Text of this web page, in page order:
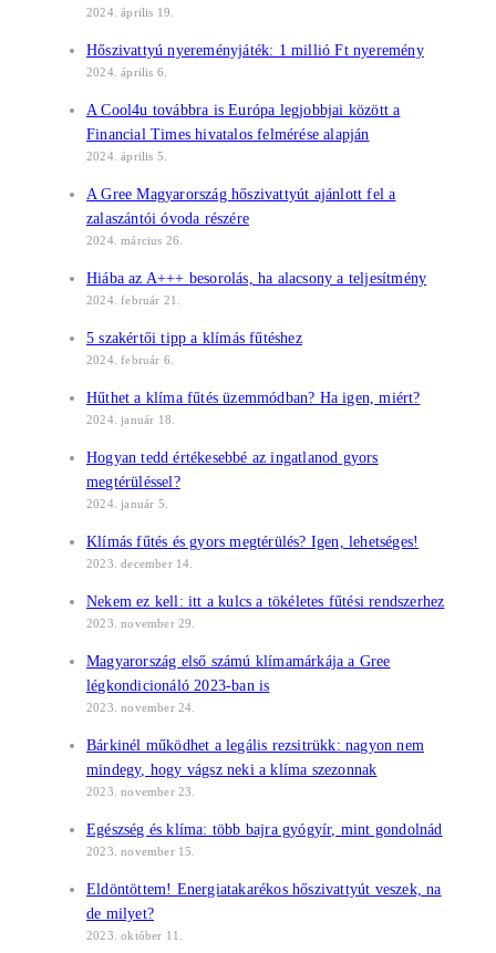
2024. április 19.
Hőszivattyú nyereményjáték: 1 millió Ft nyeremény
2024. április 6.
A Cool4u továbbra is Európa legjobbjai között a
Financial Times hivatalos felmérése alapján
2024. április 5.
A Gree Magyarország hőszivattyút ajánlott fel a
zalaszántói óvoda részére
2024. március 26.
Hiába az A+++ besorolás, ha alacsony a teljesítmény
2024. február 21.
5 szakértői tipp a klímás fűtéshez
2024. február 6.
Hűthet a klíma fűtés üzemmódban? Ha igen, miért?
2024. január 18.
Hogyan tedd értékesebbé az ingatlanod gyors
megtérüléssel?
2024. január 5.
Klímás fűtés és gyors megtérülés? Igen, lehetséges!
2023. december 14.
Nekem ez kell: itt a kulcs a tökéletes fűtési rendszerhez
2023. november 29.
Magyarország első számú klímamárkája a Gree
légkondicionáló 2023-ban is
2023. november 24.
Bárkinél működhet a legális rezsitrükk: nagyon nem
mindegy, hogy vágsz neki a klíma szezonnak
2023. november 23.
Egészség és klíma: több bajra gyógyír, mint gondolnád
2023. november 15.
Eldöntöttem! Energiatakarékos hőszivattyút veszek, na
de milyet?
2023. október 11.